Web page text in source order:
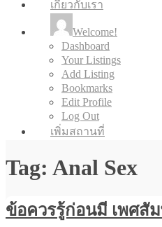
เกี่ยวกับเรา
Welcome!
Dashboard
Your Listings
Add Listing
Bookmarks
Edit Profile
Log Out
เพิ่มสถานที่
Tag: Anal Sex
ข้อควรรู้ก่อนมี เพศสั